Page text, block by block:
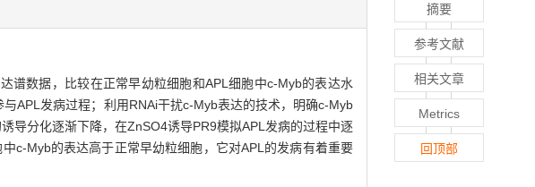
谱数据，比较在正常早幼粒细胞和APL细胞中c-Myb的表达水
APL发病过程；利用RNAi干扰c-Myb表达的技术，明确c-Myb
导分化逐渐下降，在ZnSO4诱导PR9模拟APL发病的过程中逐
中c-Myb的表达高于正常早幼粒细胞，它对APL的发病有着重要
摘要
参考文献
相关文章
Metrics
回顶部